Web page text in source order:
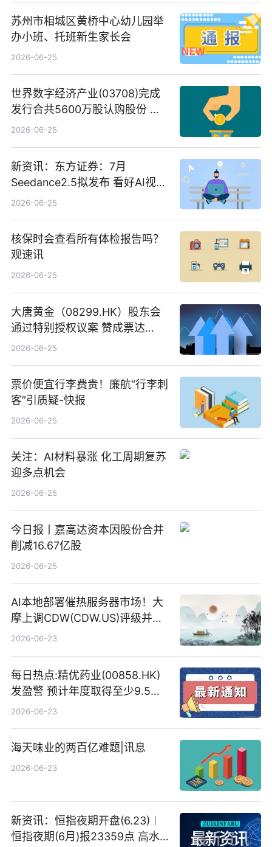
苏州市相城区黄桥中心幼儿园举
办小班、托班新生家长会
2026-06-25
世界数字经济产业(03708)完成
发行合共5600万股认购股份 净
筹约1007万港元 独家焦点
2026-06-25
新资讯：东方证券：7月
Seedance2.5拟发布 看好AI视频
创作工作流进一步提效
2026-06-25
核保时会查看所有体检报告吗？
观速讯
2026-06-25
大唐黄金（08299.HK）股东会
通过特别授权议案 赞成票达
100%_新动态
2026-06-25
票价便宜行李费贵！廉航“行李刺
客”引质疑-快报
2026-06-25
关注：AI材料暴涨 化工周期复苏
迎多点机会
2026-06-25
今日报丨嘉高达资本因股份合并
削减16.67亿股
2026-06-25
AI本地部署催热服务器市场！大
摩上调CDW(CDW.US)评级并看
高IBM(IBM.US)戴尔(DELL.US)
2026-06-23
每日热点:精优药业(00858.HK)
发盈警 预计年度取得至少9.5亿
港元的亏损 同比盈转亏
2026-06-23
海天味业的两百亿难题|讯息
2026-06-23
新资讯：恒指夜期开盘(6.23)︱
恒指夜期(6月)报23359点 高水